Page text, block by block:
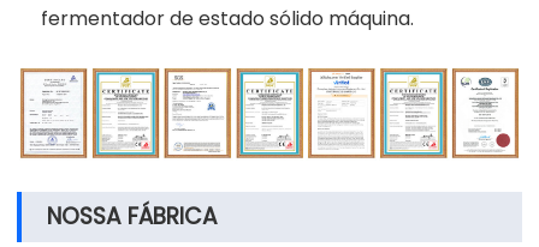
fermentador de estado sólido máquina.
NOSSA FÁBRICA